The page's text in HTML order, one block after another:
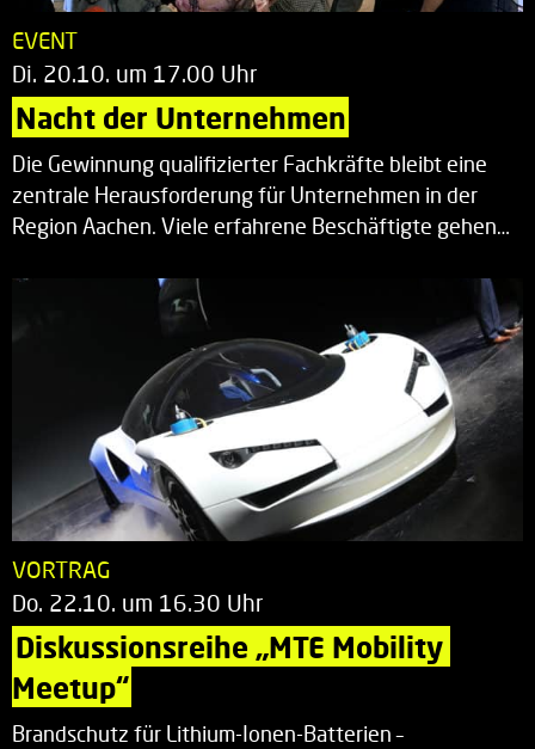
EVENT
Di. 20.10. um 17.00 Uhr
Nacht der Unternehmen
Die Gewinnung qualifizierter Fachkräfte bleibt eine
zentrale Herausforderung für Unternehmen in der
Region Aachen. Viele erfahrene Beschäftigte gehen…
VORTRAG
Do. 22.10. um 16.30 Uhr
Diskussionsreihe „MTE Mobility
Meetup“
Brandschutz für Lithium-Ionen-Batterien –